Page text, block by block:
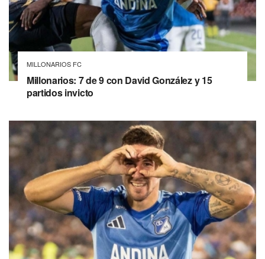
MILLONARIOS FC
Millonarios: 7 de 9 con David González y 15
partidos invicto